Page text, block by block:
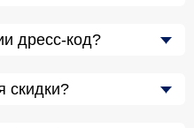
дресс-код?
скидки?